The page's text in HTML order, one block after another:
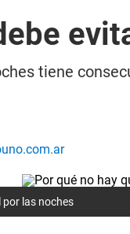
tiene
por las noches